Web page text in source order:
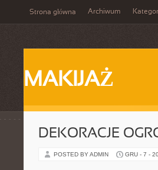
Strona główna Archiwum
MAKIJAŻ
DEKORACJE
POSTED BY ADMIN GRU - 7 -